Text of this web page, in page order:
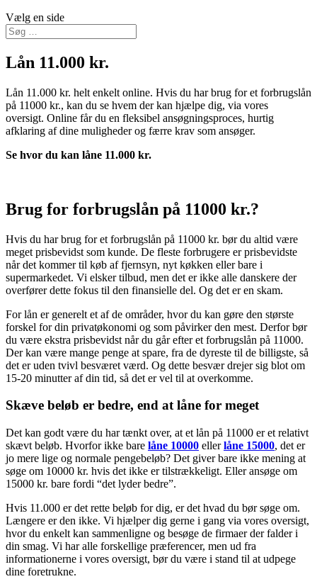
Vælg en side
Lån 11.000 kr.
Lån 11.000 kr. helt enkelt online. Hvis du har brug for et forbrugslån
på 11000 kr., kan du se hvem der kan hjælpe dig, via vores
oversigt. Online får du en fleksibel ansøgningsproces, hurtig
afklaring af dine muligheder og færre krav som ansøger.
Se hvor du kan låne 11.000 kr.
Brug for forbrugslån på 11000 kr.?
Hvis du har brug for et forbrugslån på 11000 kr. bør du altid være
meget prisbevidst som kunde. De fleste forbrugere er prisbevidste
når det kommer til køb af fjernsyn, nyt køkken eller bare i
supermarkedet. Vi elsker tilbud, men det er ikke alle danskere der
overfører dette fokus til den finansielle del. Og det er en skam.
For lån er generelt et af de områder, hvor du kan gøre den største
forskel for din privatøkonomi og som påvirker den mest. Derfor bør
du være ekstra prisbevidst når du går efter et forbrugslån på 11000.
Der kan være mange penge at spare, fra de dyreste til de billigste, så
det er uden tvivl besværet værd. Og dette besvær drejer sig blot om
15-20 minutter af din tid, så det er vel til at overkomme.
Skæve beløb er bedre, end at låne for meget
Det kan godt være du har tænkt over, at et lån på 11000 er et relativt
skævt beløb. Hvorfor ikke bare låne 10000 ellerlåne 15000, det er
jo mere lige og normale pengebeløb? Det giver bare ikke mening at
søge om 10000 kr. hvis det ikke er tilstrækkeligt. Eller ansøge om
15000 kr. bare fordi “det lyder bedre”.
Hvis 11.000 er det rette beløb for dig, er det hvad du bør søge om.
Længere er den ikke. Vi hjælper dig gerne i gang via vores oversigt,
hvor du enkelt kan sammenligne og besøge de firmaer der falder i
din smag. Vi har alle forskellige præferencer, men ud fra
informationerne i vores oversigt, bør du være i stand til at udpege
dine foretrukne.